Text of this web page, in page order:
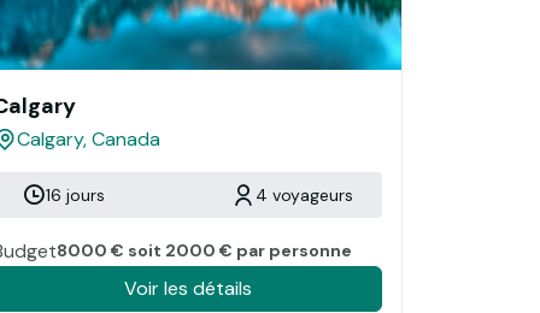
Calgary, Canada
16 jours 4 voyageurs
8000 € soit 2000 € par personne
Voir les détails